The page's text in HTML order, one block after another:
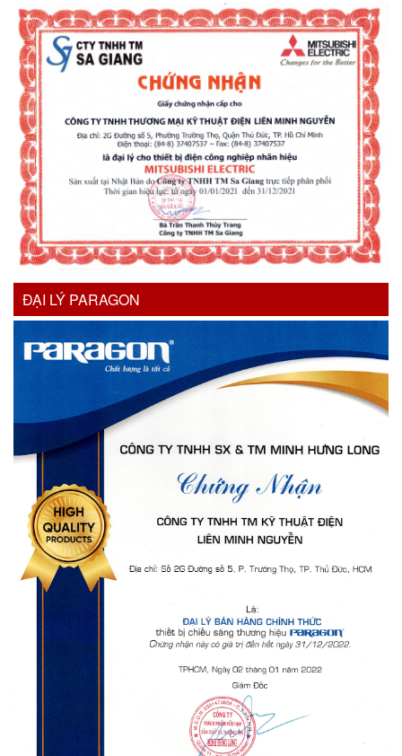
ĐẠI LÝ PARAGON